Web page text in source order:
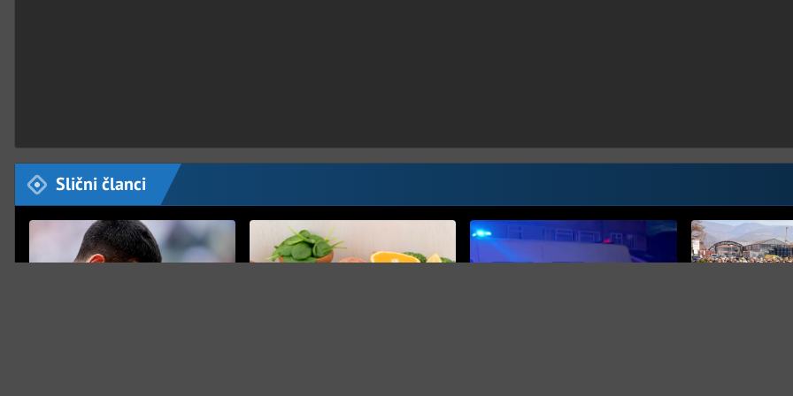
Slični članci